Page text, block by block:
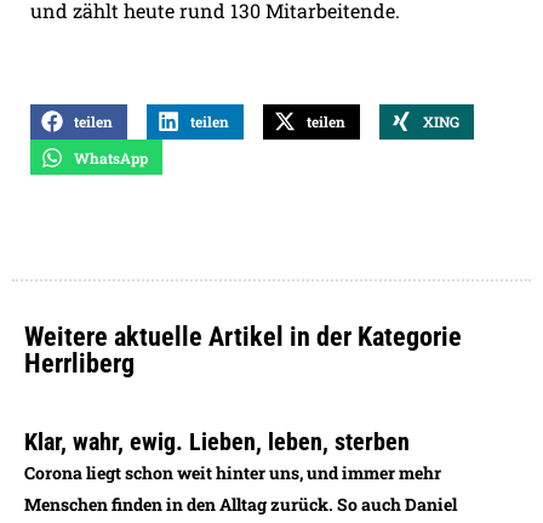
und zählt heute rund 130 Mitarbeitende.
teilen teilen teilen
XING
WhatsApp
Weitere aktuelle Artikel in der Kategorie
Herrliberg
Klar, wahr, ewig. Lieben, leben, sterben
Corona liegt schon weit hinter uns, und immer mehr
Menschen finden in den Alltag zurück. So auch Daniel